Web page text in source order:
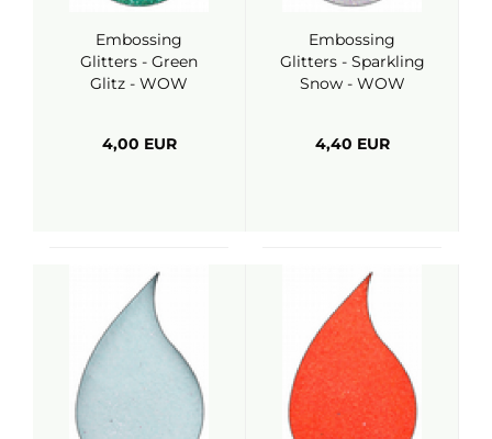
Embossing
Glitters - Green
Glitz - WOW
4,00 EUR
Embossing
Glitters - Sparkling
Snow - WOW
4,40 EUR